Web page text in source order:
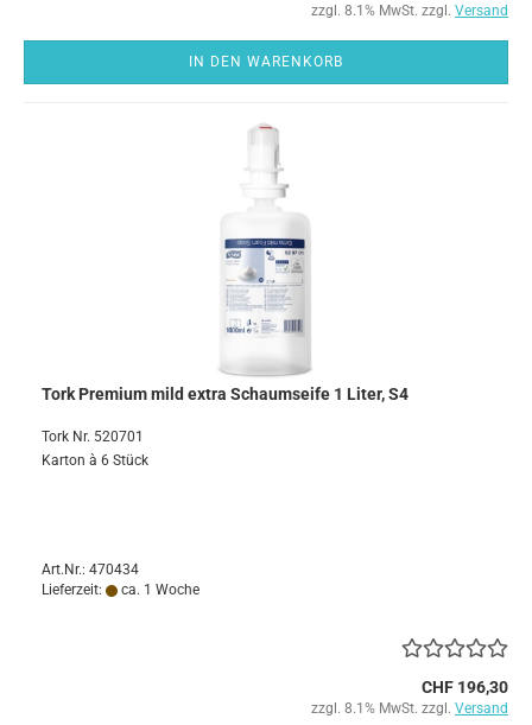
zzgl. 8.1% MwSt. zzgl. Versand
IN DEN WARENKORB
Tork Premium mild extra Schaumseife 1 Liter, S4
Tork Nr. 520701
Karton à 6 Stück
Art.Nr.: 470434
Lieferzeit:
ca. 1 Woche
CHF 196,30
zzgl. 8.1% MwSt. zzgl. Versand